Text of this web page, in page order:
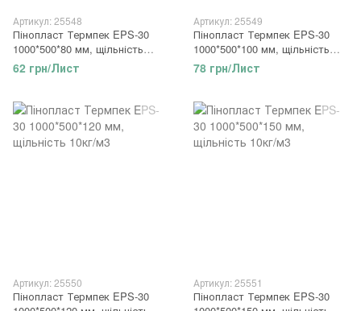
Артикул: 25548
Пінопласт Термпек EPS-30
1000*500*80 мм, щільність
10кг/м3
62 грн/Лист
Артикул: 25549
Пінопласт Термпек EPS-30
1000*500*100 мм, щільність
10кг/м3
78 грн/Лист
Артикул: 25550
Пінопласт Термпек EPS-30
Артикул: 25551
Пінопласт Термпек EPS-30